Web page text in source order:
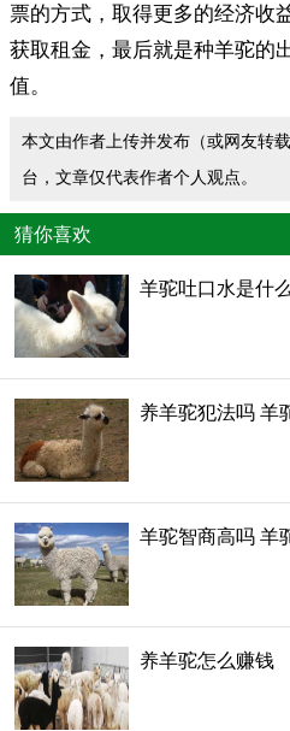
票的方式，取得更多的经济收
获取租金，最后就是种羊驼的
值。
本文由作者上传并发布（或网友转
台，文章仅代表作者个人观点。
猜你喜欢
羊驼吐口水是什
养羊驼犯法吗 羊
羊驼智商高吗 羊
养羊驼怎么赚钱